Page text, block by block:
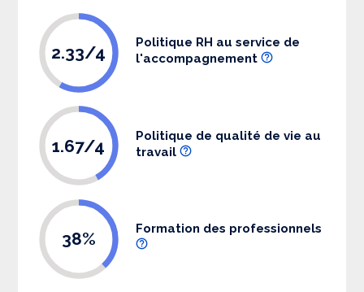
2.33/4
Politique RH au service de
l'accompagnement
1.67/4
Politique de qualité de vie au
travail
38% Formation des professionnels